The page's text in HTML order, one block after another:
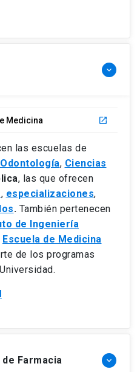
keyboard_arrow_down
Medicina launch
las escuelas de
Odontología, Ciencias
, las que ofrecen
, especializaciones,
. También pertenecen
de Ingeniería
Escuela de Medicina
de los programas
Farmacia keyboard_arrow_down